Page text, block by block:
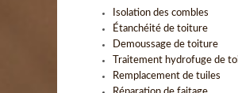
Isolation des combles
Étanchéité de toiture
Demoussage de toiture
Traitement hydrofuge de
Remplacement de tuiles